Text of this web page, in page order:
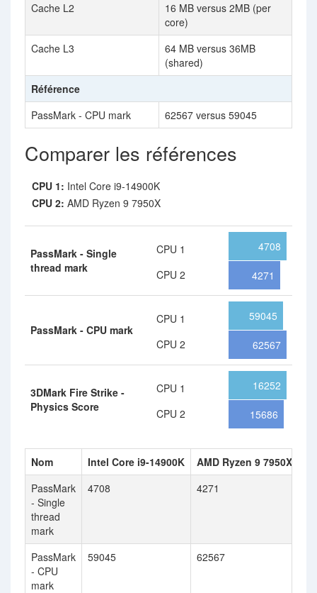
Cache L2
16 MB versus 2MB (per
core)
Cache L3
64 MB versus 36MB
(shared)
Référence
PassMark - CPU mark
62567 versus 59045
Comparer les références
CPU 1: Intel Core i9-14900K
CPU 2: AMD Ryzen 9 7950X
PassMark - Single
thread mark
CPU 1
CPU 2
4708
4271
PassMark - CPU mark
CPU 1
CPU 2
59045
62567
3DMark Fire Strike -
Physics Score
CPU 1
CPU 2
16252
15686
Nom Intel Core i9-14900K
AMD Ryzen 9 7950X
PassMark
- Single
thread
mark
4708 4271
PassMark
- CPU
mark
59045 62567